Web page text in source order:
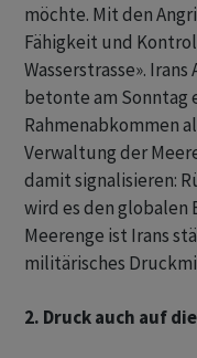
möchte. Mit den
Fähigkeit und
Wasserstrasse».
betonte am Sonntag
Rahmenabkommen
Verwaltung der
damit signalisieren:
wird es den globalen
Meerenge ist Irans
militärisches
2. Druck auch auf